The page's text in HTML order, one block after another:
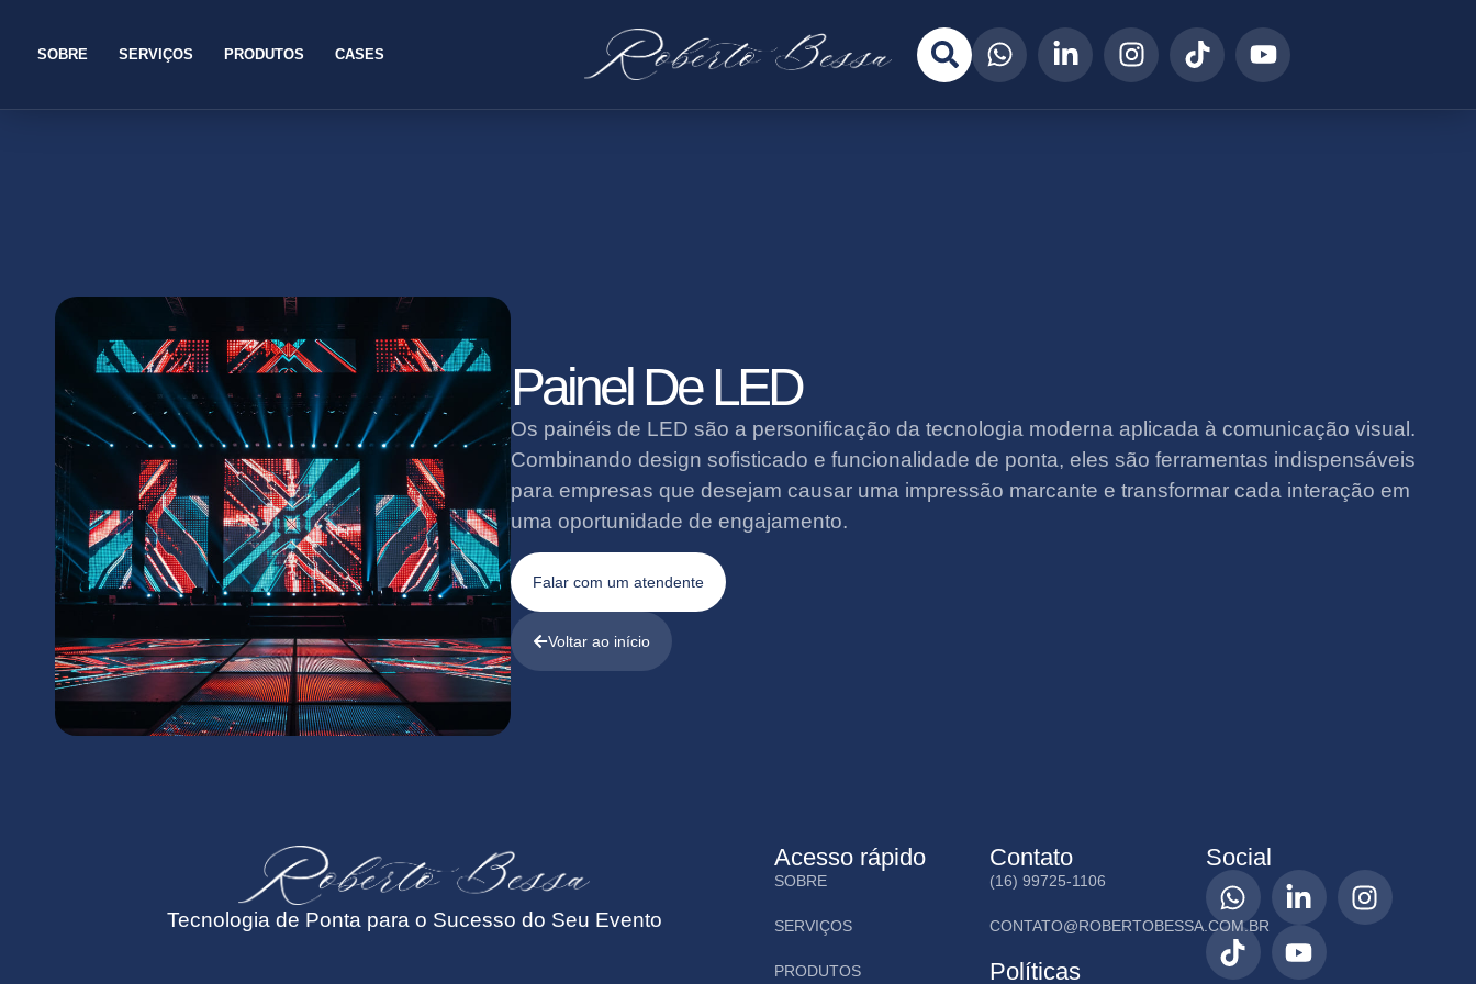
SOBRE SERVIÇOS PRODUTOS CASES
Painel De LED
Os painéis de LED são a personificação da tecnologia moderna aplicada à comunicação visual.
Combinando design sofisticado e funcionalidade de ponta, eles são ferramentas indispensáveis
para empresas que desejam causar uma impressão marcante e transformar cada interação em
uma oportunidade de engajamento.
Falar com um atendente
Voltar ao início
Tecnologia de Ponta para o Sucesso do Seu Evento
Acesso rápido
SOBRE
SERVIÇOS
PRODUTOS
Contato
(16) 99725-1106
CONTATO@ROBERTOBESSA.COM.BR
Políticas
Social